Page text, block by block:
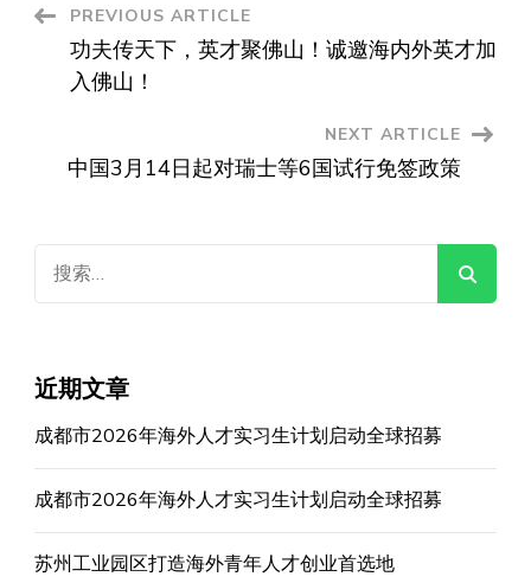
Post
Navigation
PREVIOUS ARTICLE
功夫传天下，英才聚佛山！诚邀海内外英才加
入佛山！
NEXT ARTICLE
中国3月14日起对瑞士等6国试行免签政策
索：
近期文章
成都市2026年海外人才实习生计划启动全球招募
成都市2026年海外人才实习生计划启动全球招募
苏州工业园区打造海外青年人才创业首选地